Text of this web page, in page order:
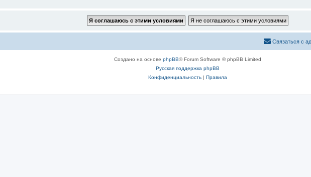
Связаться с
Создано на основе phpBB® Forum Software © phpBB Limited
Русская поддержка phpBB
Конфиденциальность| Правила